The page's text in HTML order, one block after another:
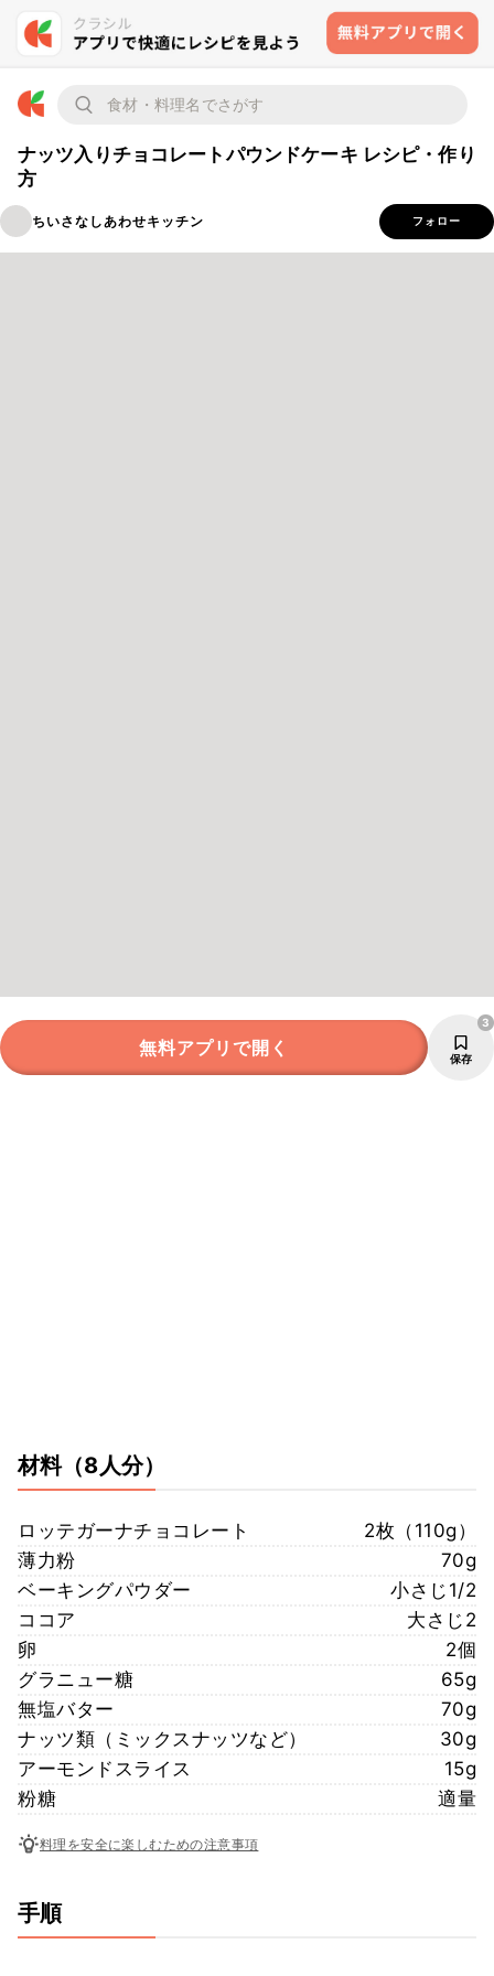
ナッツ入りチョコレートパウンドケーキ レシピ・作り
方
ちいさなしあわせキッチン フォロー
無料アプリで開く 保存
3
材料（8人分）
ロッテガーナチョコレート
2枚（110g）
薄力粉
70g
ベーキングパウダー
小さじ1/2
ココア
大さじ2
卵
2個
グラニュー糖
65g
無塩バター
70g
ナッツ類（ミックスナッツなど）
30g
アーモンドスライス
15g
粉糖
適量
料理を安全に楽しむための注意事項
手順